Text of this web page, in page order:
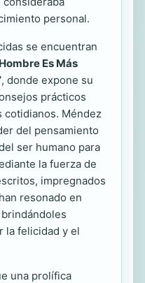
personal.
se encuentran
Es Más
, donde expone su
prácticos
cotidianos. Méndez
del pensamiento
ser humano para
la fuerza de
impregnados
resonado en
la felicidad y el
una prolífica